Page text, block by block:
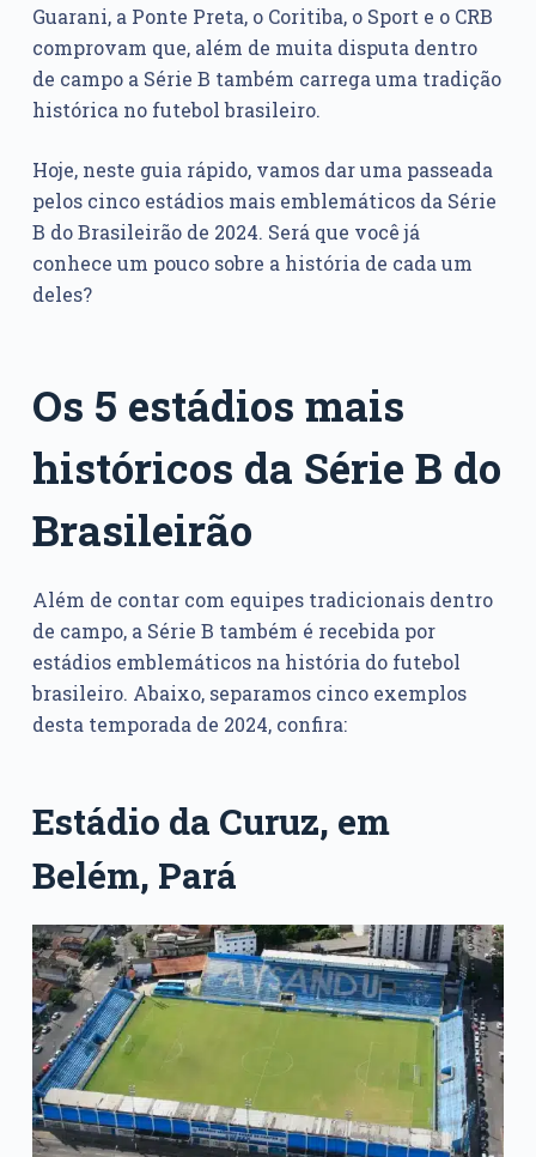
Guarani, a Ponte Preta, o Coritiba, o Sport e o CRB
comprovam que, além de muita disputa dentro
de campo a Série B também carrega uma tradição
histórica no futebol brasileiro.
Hoje, neste guia rápido, vamos dar uma passeada
pelos cinco estádios mais emblemáticos da Série
B do Brasileirão de 2024. Será que você já
conhece um pouco sobre a história de cada um
deles?
Os 5 estádios mais
históricos da Série B do
Brasileirão
Além de contar com equipes tradicionais dentro
de campo, a Série B também é recebida por
estádios emblemáticos na história do futebol
brasileiro. Abaixo, separamos cinco exemplos
desta temporada de 2024, confira:
Estádio da Curuz, em
Belém, Pará